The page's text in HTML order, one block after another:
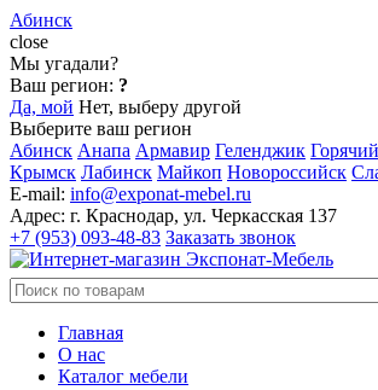
Абинск
close
Мы угадали?
Ваш регион: ?
Да, мой Нет, выберу другой
Выберите ваш регион
Абинск Анапа Армавир Геленджик
Крымск Лабинск Майкоп Новороссийск
E-mail: info@exponat-mebel.ru
Адрес: г. Краснодар, ул. Черкасская 137
+7 (953) 093-48-83 Заказать звонок
Главная
О нас
Каталог мебели